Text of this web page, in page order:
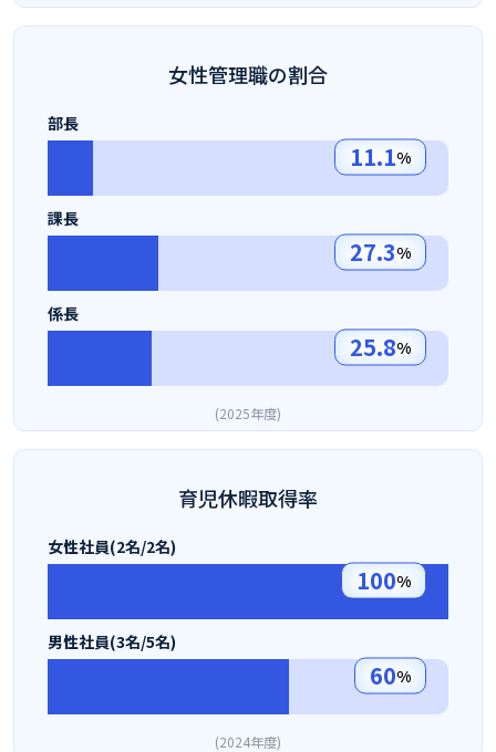
女性管理職の割合
部長
11.1%
課長
27.3%
係長
25.8%
2025年度
育児休暇取得率
女性社員(2名/2名)
100%
男性社員(3名/5名)
60%
2024年度